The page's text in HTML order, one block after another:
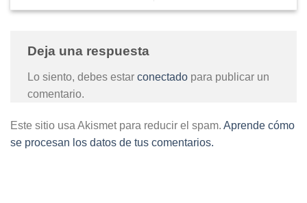
Deja una respuesta
Lo siento, debes estar conectado para publicar un
comentario.
Este sitio usa Akismet para reducir el spam. Aprende cómo
se procesan los datos de tus comentarios.